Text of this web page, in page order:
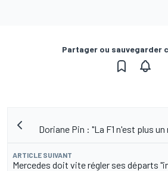
Partager ou sauvegarder
Doriane Pin : "La F1 n'est plus
ARTICLE SUIVANT
Mercedes doit vite régler ses départs